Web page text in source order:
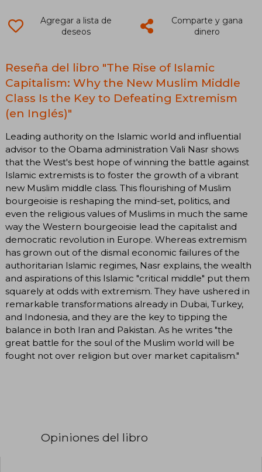
Agregar a lista de
deseos
Comparte y gana
dinero
Reseña del libro "The Rise of Islamic
Capitalism: Why the New Muslim Middle
Class Is the Key to Defeating Extremism
(en Inglés)"
Leading authority on the Islamic world and influential
advisor to the Obama administration Vali Nasr shows
that the West's best hope of winning the battle against
Islamic extremists is to foster the growth of a vibrant
new Muslim middle class. This flourishing of Muslim
bourgeoisie is reshaping the mind-set, politics, and
even the religious values of Muslims in much the same
way the Western bourgeoisie lead the capitalist and
democratic revolution in Europe. Whereas extremism
has grown out of the dismal economic failures of the
authoritarian Islamic regimes, Nasr explains, the wealth
and aspirations of this Islamic "critical middle" put them
squarely at odds with extremism. They have ushered in
remarkable transformations already in Dubai, Turkey,
and Indonesia, and they are the key to tipping the
balance in both Iran and Pakistan. As he writes "the
great battle for the soul of the Muslim world will be
fought not over religion but over market capitalism."
Opiniones del libro